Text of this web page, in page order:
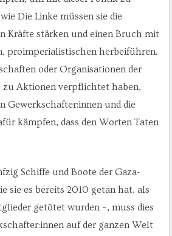
Die Linke müssen sie die
Kräfte stärken und einen Bruch mit
proimperialistischen herbeiführen.
oder Organisationen der
zu Aktionen verpflichtet haben,
Gewerkschafter:innen und die
kämpfen, dass den Worten Taten
Schiffe und Boote der Gaza-
sie es bereits 2010 getan hat, als
getötet wurden –, muss dies
auf der ganzen Welt